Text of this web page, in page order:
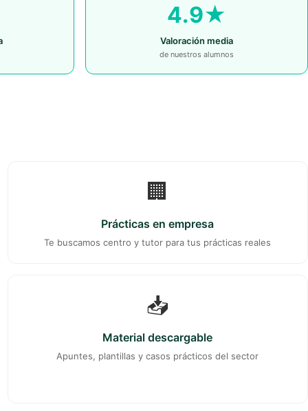
4.9★
Valoración media
de nuestros alumnos
🏢
Prácticas en empresa
Te buscamos centro y tutor para tus prácticas reales
📥
Material descargable
Apuntes, plantillas y casos prácticos del sector